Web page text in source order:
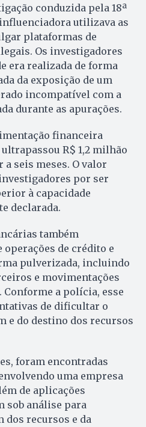
conduzida pela 18ª
utilizava as
plataformas de
Os investigadores
era realizada de forma
da exposição de um
incompatível com a
durante as apurações.
financeira
R$ 1,2 milhão
seis meses. O valor
por ser
à capacidade
declarada.
também
de crédito e
pulverizada, incluindo
e movimentações
a polícia, esse
de dificultar o
e do destino dos recursos
foram encontradas
uma empresa
de aplicações
sob análise para
dos recursos e da